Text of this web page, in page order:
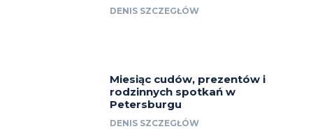
DENIS SZCZEGŁÓW
Miesiąc cudów, prezentów i
rodzinnych spotkań w
Petersburgu
DENIS SZCZEGŁÓW